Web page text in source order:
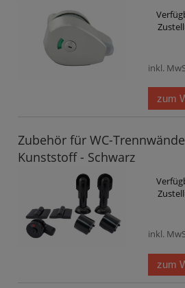
inkl.
zum
Zubehör für WC-
Kunststoff - Schwarz
inkl.
zum